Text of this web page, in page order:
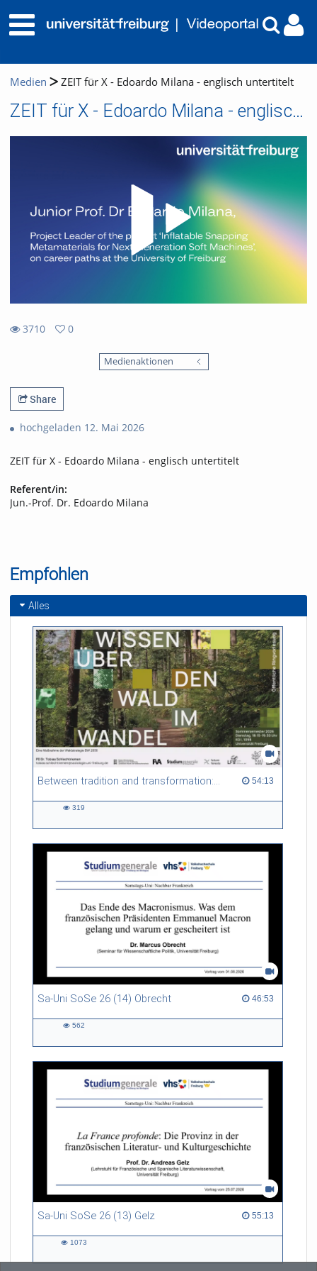
Medien ZEIT für X - Edoardo Milana - englisch untertitelt
ZEIT für X - Edoardo Milana - englisch untertitelt
3710
0
Medienaktionen
Share
hochgeladen 12. Mai 2026
ZEIT für X - Edoardo Milana - englisch untertitelt
Referent/in:
Jun.-Prof. Dr. Edoardo Milana
Empfohlen
Alles
Between tradition and transformation: how owners, advisers and institutions co-create knowledge for resilient forests in Europe 54:13
54:13 duration
319
Sa-Uni SoSe 26 (14) Obrecht 46:53
46:53 duration
562
Sa-Uni SoSe 26 (13) Gelz 55:13
55:13 duration
1073